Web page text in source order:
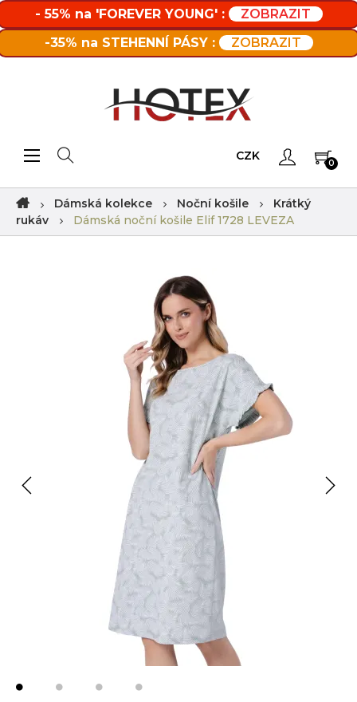
- 55% na 'FOREVER YOUNG' :
ZOBRAZIT
-35% na STEHENNÍ PÁSY :
ZOBRAZIT
Toggle navigation
☰ CZK
0
Dámská kolekce Noční košile
Krátký
rukáv
Dámská noční košile Elif 1728 LEVEZA